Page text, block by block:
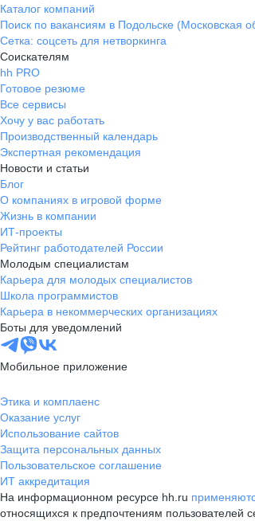
Каталог компаний
Поиск по вакансиям в Подольске (Московская
Сетка: соцсеть для нетворкинга
Соискателям
hh PRO
Готовое резюме
Все сервисы
Хочу у вас работать
Производственный календарь
Экспертная рекомендация
Новости и статьи
Блог
О компаниях в игровой форме
Жизнь в компании
ИТ-проекты
Рейтинг работодателей России
Молодым специалистам
Карьера для молодых специалистов
Школа программистов
Карьера в некоммерческих организациях
Боты для уведомлений
Мобильное приложение
Этика и комплаенс
Оказание услуг
Использование сайтов
Защита персональных данных
Пользовательское соглашение
ИТ аккредитация
На информационном ресурсе hh.ru
относящихся к предпочтениям пользователей